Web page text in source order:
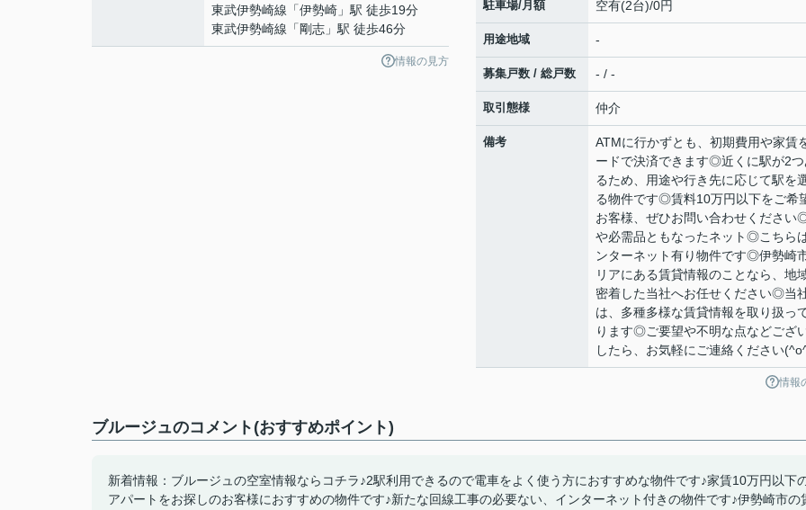
東武伊勢崎線 「伊勢崎 」駅 徒歩19分
東武伊勢崎線 「剛志 」駅 徒歩46分
情報の見方
駐車場/月額 空有(2台)/0円
用途地域 -
募集戸数 / 総戸数 - / -
取引態様 仲介
備考
ATMに行かずとも、初期費用や家賃
ードで決済できます◎近くに駅が2つ
るため、用途や行き先に応じて駅を
る物件です◎賃料10万円以下をご希
お客様、ぜひお問い合わせください
や必需品ともなったネット◎こちら
ンターネット有り物件です◎伊勢崎
リアにある賃貸情報のことなら、地
密着した当社へお任せください◎当
は、多種多様な賃貸情報を取り扱っ
ります◎ご要望や不明な点などござ
したら、お気軽にご連絡ください
情報
ブルージュのコメント(おすすめポイント)
新着情報：ブルージュの空室情報ならコチラ♪2駅利用できるので電車をよく使う方におすすめな物件です♪家賃10万円以下
アパートをお探しのお客様におすすめの物件です♪新たな回線工事の必要ない、インターネット付きの物件です♪伊勢崎市の